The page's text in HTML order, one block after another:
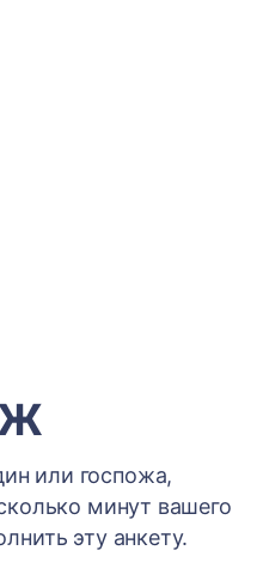
или госпожа,
минут вашего
эту анкету.